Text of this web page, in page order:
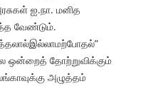
ஐ.நா. மனித
வேண்டும்.
ஒன்றைத் தோற்றுவிக்கும்
அழுத்தம்